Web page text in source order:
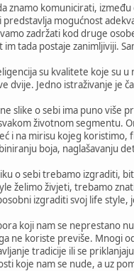
znamo komunicirati,
predstavlja mogućnost
zadržati kod druge
tada postaje zanimljiviji.
su kvalitete koje su
dvije. Jedno istraživanje je
slike o sebi ima puno više
životnom segmentu.
i na mirisu kojeg koristimo,
boja, naglašavanju
o sebi trebamo izgraditi,
želimo živjeti, trebamo
izgraditi svoj life
koji nam se neprestano
ne koriste previše. Mnogi
tradicije ili se
koje nam se nude, a uz